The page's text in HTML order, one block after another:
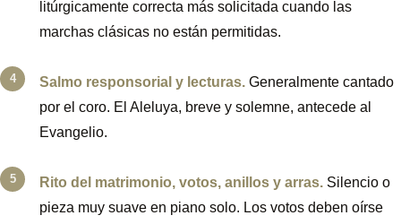
litúrgicamente correcta más solicitada cuando las
marchas clásicas no están permitidas.
Salmo responsorial y lecturas. Generalmente cantado
por el coro. El Aleluya, breve y solemne, antecede al
Evangelio.
Rito del matrimonio, votos, anillos y arras. Silencio o
pieza muy suave en piano solo. Los votos deben oírse